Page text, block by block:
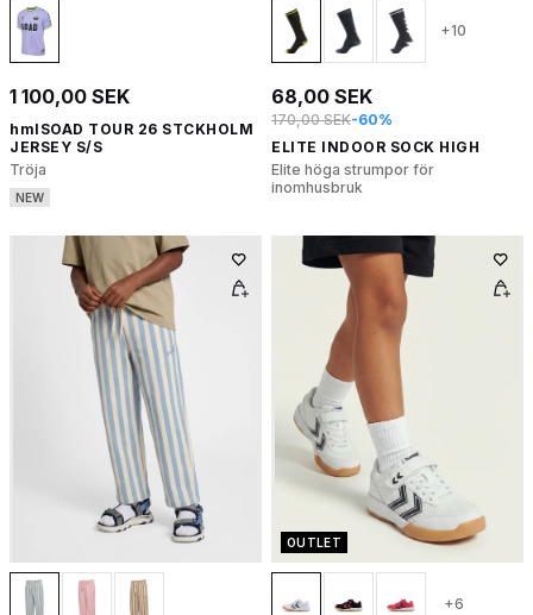
1 100,00 SEK
hmlSOAD TOUR 26 STCKHOLM
JERSEY S/S
Tröja
NEW
+10
68,00 SEK
170,00 SEK-60%
ELITE INDOOR SOCK HIGH
Elite höga strumpor för
inomhusbruk
OUTLET
+6